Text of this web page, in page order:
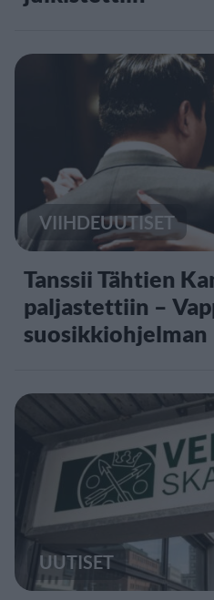
VIIHDEUUTISET
Tanssii Tähtien
paljastettiin –
suosikkiohjelman
UUTISET